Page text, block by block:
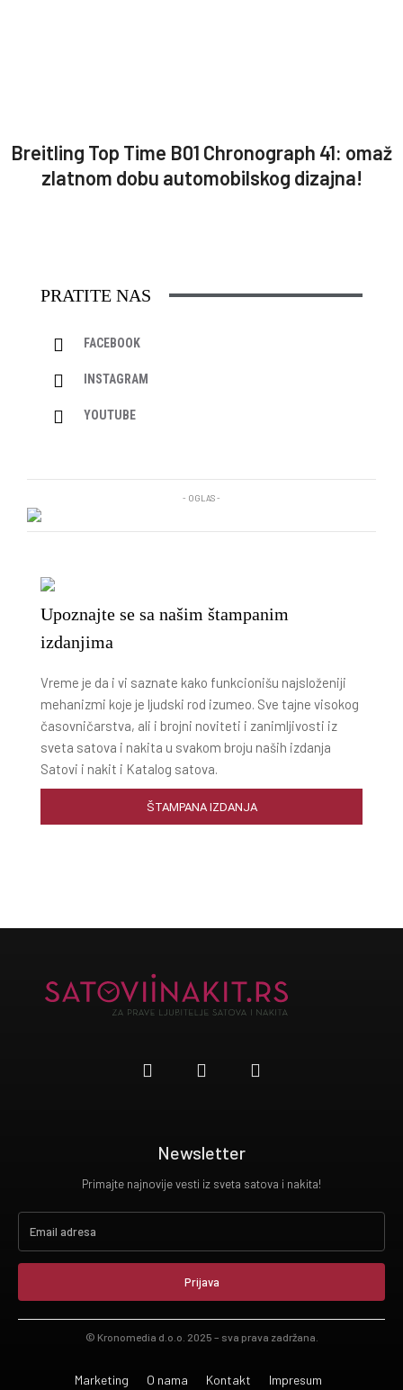
Breitling Top Time B01 Chronograph 41: omaž
zlatnom dobu automobilskog dizajna!
PRATITE NAS
FACEBOOK
INSTAGRAM
YOUTUBE
- OGLAS -
Upoznajte se sa našim štampanim
izdanjima
Vreme je da i vi saznate kako funkcionišu najsloženiji
mehanizmi koje je ljudski rod izumeo. Sve tajne visokog
časovničarstva, ali i brojni noviteti i zanimljivosti iz
sveta satova i nakita u svakom broju naših izdanja
Satovi i nakit i Katalog satova.
ŠTAMPANA IZDANJA
Newsletter
Primajte najnovije vesti iz sveta satova i nakita!
Prijava
© Kronomedia d.o.o. 2025 – sva prava zadržana.
Marketing O nama Kontakt Impresum